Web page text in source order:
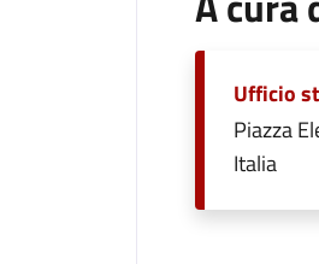
Ufficio
Piazza
Italia